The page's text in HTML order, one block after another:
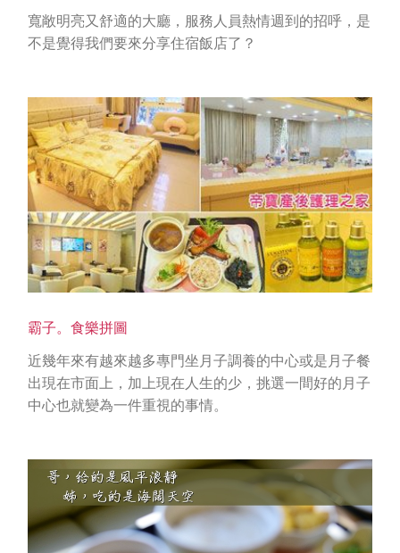
寬敞明亮又舒適的大廳，服務人員熱情週到的招呼，是
不是覺得我們要來分享住宿飯店了？
霸子。食樂拼圖
近幾年來有越來越多專門坐月子調養的中心或是月子餐
出現在市面上，加上現在人生的少，挑選一間好的月子
中心也就變為一件重視的事情。